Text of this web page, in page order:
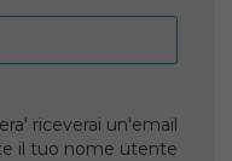
riceverai un'email
il tuo nome utente